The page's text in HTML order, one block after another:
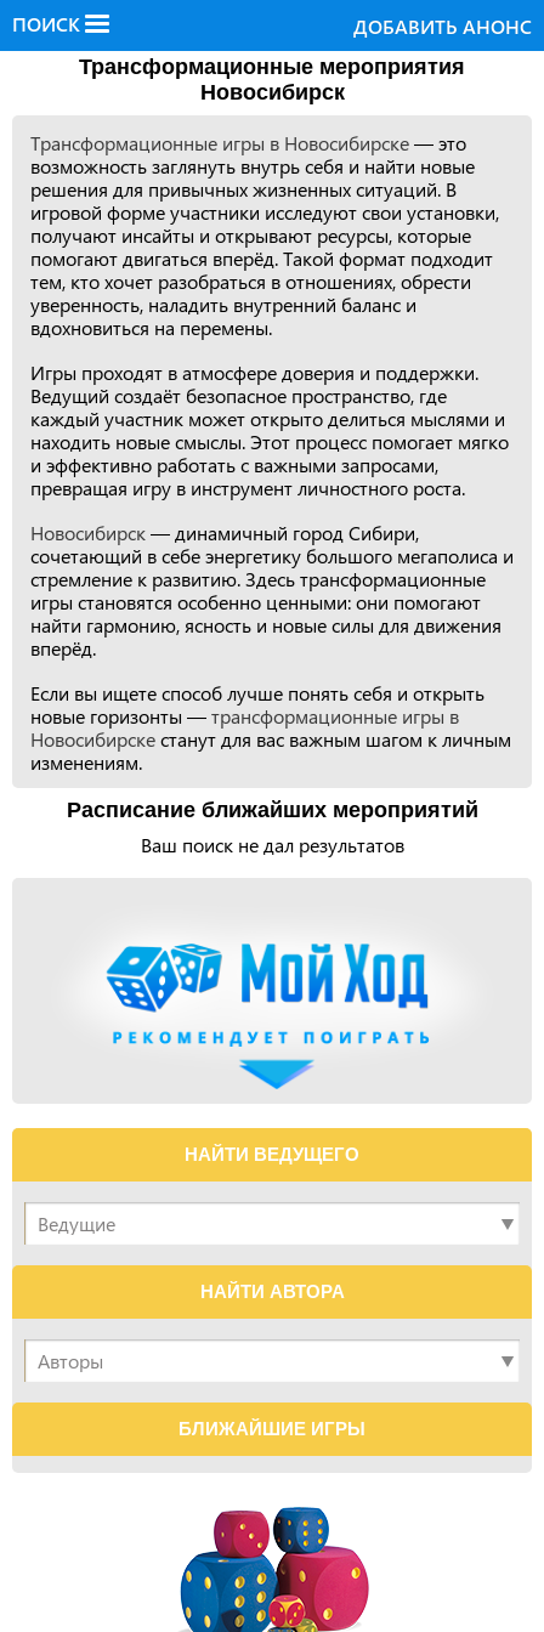
ПОИСК ДОБАВИТЬ АНОНС
Трансформационные мероприятия
Новосибирск
Трансформационные игры в Новосибирске— это
возможность заглянуть внутрь себя и найти новые
решения для привычных жизненных ситуаций. В
игровой форме участники исследуют свои установки,
получают инсайты и открывают ресурсы, которые
помогают двигаться вперёд. Такой формат подходит
тем, кто хочет разобраться в отношениях, обрести
уверенность, наладить внутренний баланс и
вдохновиться на перемены.
Игры проходят в атмосфере доверия и поддержки.
Ведущий создаёт безопасное пространство, где
каждый участник может открыто делиться мыслями и
находить новые смыслы. Этот процесс помогает мягко
и эффективно работать с важными запросами,
превращая игру в инструмент личностного роста.
Новосибирск— динамичный город Сибири,
сочетающий в себе энергетику большого мегаполиса и
стремление к развитию. Здесь трансформационные
игры становятся особенно ценными: они помогают
найти гармонию, ясность и новые силы для движения
вперёд.
Если вы ищете способ лучше понять себя и открыть
новые горизонты —трансформационные игры в
Новосибирскестанут для вас важным шагом к личным
изменениям.
Расписание ближайших мероприятий
Ваш поиск не дал результатов
НАЙТИ ВЕДУЩЕГО
НАЙТИ АВТОРА
БЛИЖАЙШИЕ ИГРЫ